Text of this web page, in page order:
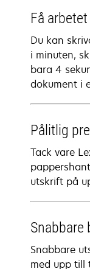
Få
Du kan
i minuten,
bara 4
dokument i
Pålitlig
Tack vare
utskrift på
Snabbare
Snabbare
med upp till